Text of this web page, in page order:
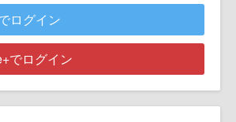
ログイン
でログイン